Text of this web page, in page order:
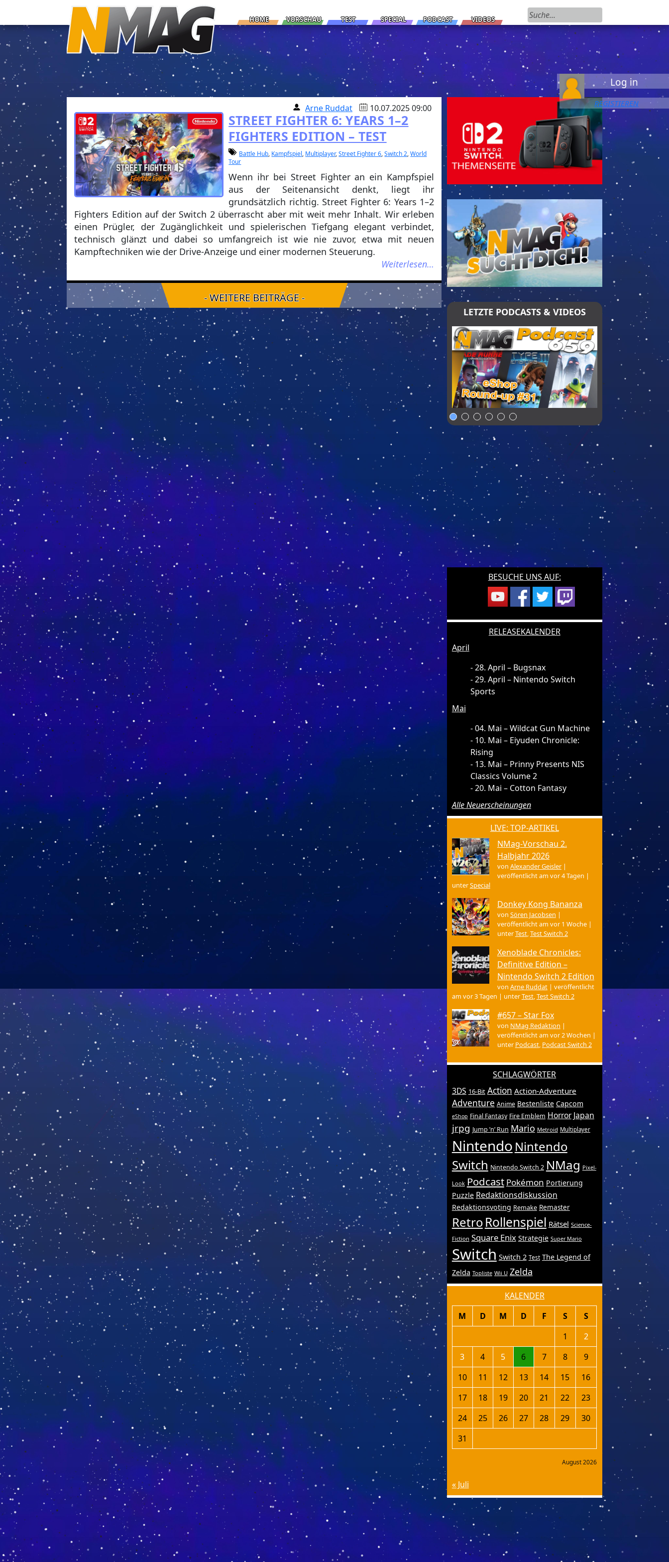
HOME VORSCHAU TEST SPECIAL PODCAST VIDEOS
Suchen nach:
Log in
REGISTIEREN
Arne Ruddat 10.07.2025 09:00
STREET FIGHTER 6: YEARS 1–2
FIGHTERS EDITION – TEST
Battle Hub, Kampfspiel, Multiplayer,Street Fighter 6,Switch 2,World
Tour
Wenn ihr bei Street Fighter an ein Kampfspiel
aus der Seitenansicht denkt, liegt ihr
grundsätzlich richtig. Street Fighter 6: Years 1–2
Fighters Edition auf der Switch 2 überrascht aber mit weit mehr Inhalt. Wir erleben
einen Prügler, der Zugänglichkeit und spielerischen Tiefgang elegant verbindet,
technisch glänzt und dabei so umfangreich ist wie nie zuvor, etwa mit neuen
Kampftechniken wie der Drive-Anzeige und einer modernen Steuerung.
Weiterlesen…
- WEITERE BEITRÄGE -
LETZTE PODCASTS & VIDEOS
BESUCHE UNS AUF:
RELEASEKALENDER
April
28. April – Bugsnax
29. April – Nintendo Switch
Sports
Mai
04. Mai – Wildcat Gun Machine
10. Mai – Eiyuden Chronicle:
Rising
13. Mai – Prinny Presents NIS
Classics Volume 2
20. Mai – Cotton Fantasy
Alle Neuerscheinungen
LIVE: TOP-ARTIKEL
NMag-Vorschau 2.
Halbjahr 2026
von Alexander Geisler|
veröffentlicht am vor 4 Tagen |
unterSpecial
Donkey Kong Bananza
von Sören Jacobsen |
veröffentlicht am vor 1 Woche|
unterTest,Test Switch 2
Xenoblade Chronicles:
Definitive Edition –
Nintendo Switch 2 Edition
von Arne Ruddat| veröffentlicht
am vor 3 Tagen | unterTest,Test Switch 2
#657 – Star Fox
von NMag Redaktion |
veröffentlicht am vor 2 Wochen |
unter Podcast, Podcast Switch 2
SCHLAGWÖRTER
3DS 16-Bit Action Action-Adventure
Adventure Anime Bestenliste Capcom
eShop Final Fantasy Fire Emblem Horror Japan
jrpg Jump ’n’ Run Mario Metroid Multiplayer
Nintendo Nintendo
Switch Nintendo Switch 2 NMag Pixel-
Look Podcast Pokémon Portierung
Puzzle Redaktionsdiskussion
Redaktionsvoting Remake Remaster
RetroRollenspiel Rätsel Science-
Fiction Square Enix Strategie Super Mario
Switch Switch 2 Test The Legend of
Zelda Topliste Wii U Zelda
KALENDER
August 2026
M D M D F S
S
1
2
3
4 5 6 7 8
9
10
11 12 13 14 15
16
17
18 19 20 21 22
23
24
25 26 27 28 29
30
31
« Juli